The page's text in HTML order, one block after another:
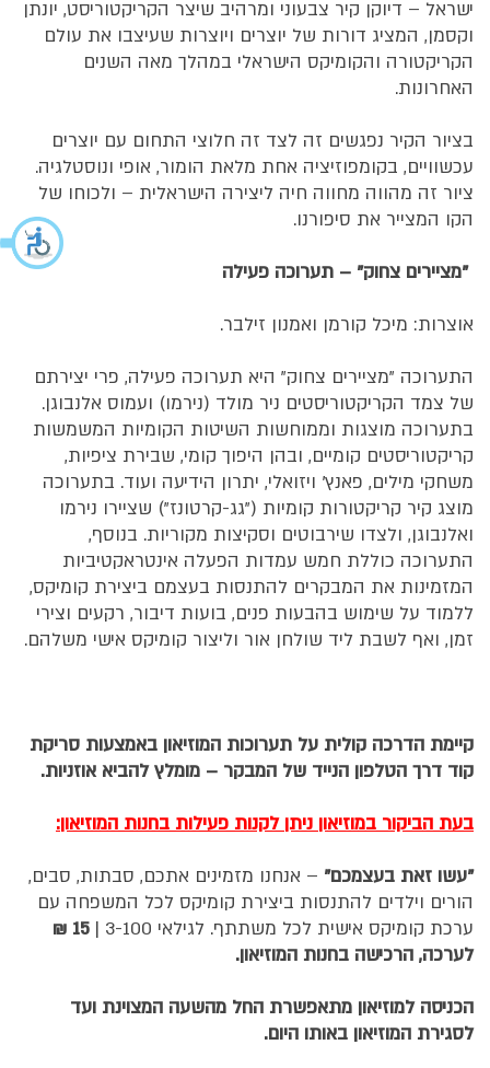
ישראל – דיוקן קיר צבעוני ומרהיב שיצר הקריקטוריסט, יונתן
וקסמן, המציג דורות של יוצרים ויוצרות שעיצבו את עולם
הקריקטורה והקומיקס הישראלי במהלך מאה השנים
האחרונות.
בציור הקיר נפגשים זה לצד זה חלוצי התחום עם יוצרים
עכשוויים, בקומפוזיציה אחת מלאת הומור, אופי ונוסטלגיה.
ציור זה מהווה מחווה חיה ליצירה הישראלית – ולכוחו של
הקו המצייר את סיפורנו.
"מציירים צחוק" – תערוכה פעילה
אוצרות: מיכל קורמן ואמנון זילבר.
התערוכה "מציירים צחוק" היא תערוכה פעילה, פרי יצירתם
של צמד הקריקטוריסטים ניר מולד (נירמו) ועמוס אלנבוגן.
בתערוכה מוצגות וממוחשות השיטות הקומיות המשמשות
קריקטוריסטים קומיים, ובהן היפוך קומי, שבירת ציפיות,
משחקי מילים, פאנץ' ויזואלי, יתרון הידיעה ועוד. בתערוכה
מוצג קיר קריקטורות קומיות ("גג-קרטונז") שציירו נירמו
ואלנבוגן, ולצדו שירבוטים וסקיצות מקוריות. בנוסף,
התערוכה כוללת חמש עמדות הפעלה אינטראקטיביות
המזמינות את המבקרים להתנסות בעצמם ביצירת קומיקס,
ללמוד על שימוש בהבעות פנים, בועות דיבור, רקעים וצירי
זמן, ואף לשבת ליד שולחן אור וליצור קומיקס אישי משלהם.
קיימת הדרכה קולית על תערוכות המוזיאון באמצעות סריקת
קוד דרך הטלפון הנייד של המבקר – מומלץ להביא אוזניות.
בעת הביקור במוזיאון ניתן לקנות פעילות בחנות המוזיאון:
"עשו זאת בעצמכם" – אנחנו מזמינים אתכם, סבתות, סבים,
הורים וילדים להתנסות ביצירת קומיקס לכל המשפחה עם
ערכת קומיקס אישית לכל משתתף. לגילאי 3-100 |
15 ₪
לערכה, הרכישה בחנות המוזיאון.
הכניסה למוזיאון מתאפשרת החל מהשעה המצוינת ועד
לסגירת המוזיאון באותו היום.